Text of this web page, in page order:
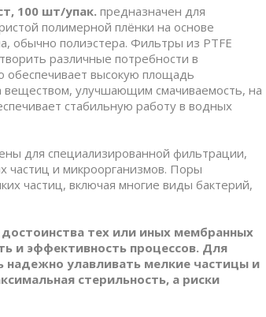
100 шт/упак. предназначен для
полимерной плёнки на основе
обычно полиэстера. Фильтры из PTFE
различные потребности в
обеспечивает высокую площадь
веществом, улучшающим смачиваемость, на
стабильную работу в водных
для специализированной фильтрации,
частиц и микроорганизмов. Поры
частиц, включая многие виды бактерий,
тех или иных мембранных
и эффективность процессов. Для
надежно улавливать мелкие частицы и
стерильность, а риски